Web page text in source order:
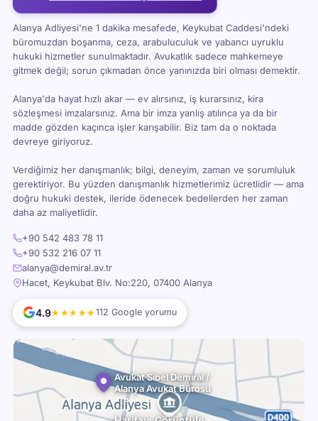
Alanya Adliyesi'ne 1 dakika mesafede, Keykubat Caddesi'ndeki
büromuzdan boşanma, ceza, arabuluculuk ve yabancı uyruklu
hukuki hizmetler sunulmaktadır. Avukatlık sadece mahkemeye
gitmek değil; sorun çıkmadan önce yanınızda biri olması demektir.
Alanya'da hayat hızlı akar — ev alırsınız, iş kurarsınız, kira
sözleşmesi imzalarsınız. Ama bir imza yanlış atılınca ya da bir
madde gözden kaçınca işler karışabilir. Biz tam da o noktada
devreye giriyoruz.
Verdiğimiz her danışmanlık; bilgi, deneyim, zaman ve sorumluluk
gerektiriyor. Bu yüzden danışmanlık hizmetlerimiz ücretlidir — ama
doğru hukuki destek, ileride ödenecek bedellerden her zaman
daha az maliyetlidir.
+90 542 483 78 11
+90 532 216 07 11
alanya@demiral.av.tr
Hacet, Keykubat Blv. No:220, 07400 Alanya
4.9★★★★★112 Google yorumu
Avukat Sibel Demiral /
Alanya Avukat Bürosu